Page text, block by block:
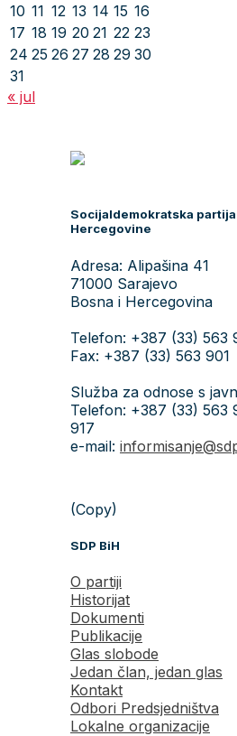
10 11 12 13 14 15 16
17 18 19 20 21 22 23
24 25 26 27 28 29 30
31
« jul
Socijaldemokratska partija
Hercegovine
Adresa: Alipašina 41
71000 Sarajevo
Bosna i Hercegovina
Telefon: +387 (33) 563
Fax: +387 (33) 563 901
Služba za odnose s
Telefon: +387 (33) 563
917
e-mail:
(Copy)
SDP BiH
O partiji
Historijat
Dokumenti
Publikacije
Glas slobode
Jedan član, jedan glas
Kontakt
Odbori Predsjedništva
Lokalne organizacije